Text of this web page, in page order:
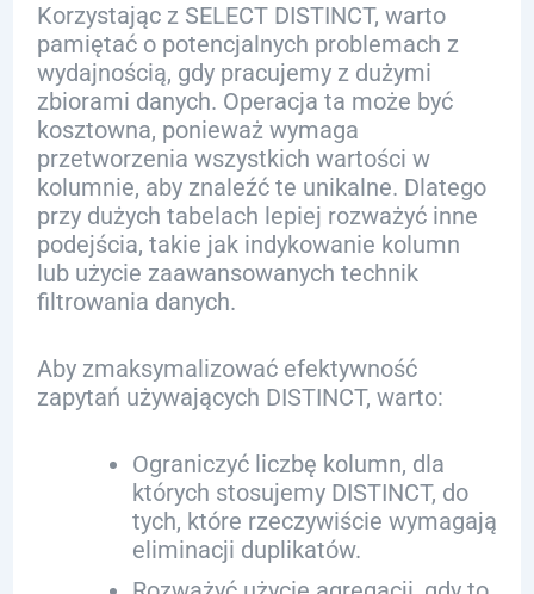
Korzystając z SELECT DISTINCT, warto
pamiętać o potencjalnych problemach z
wydajnością, gdy pracujemy z dużymi
zbiorami danych. Operacja ta może być
kosztowna, ponieważ wymaga
przetworzenia wszystkich wartości w
kolumnie, aby znaleźć te unikalne. Dlatego
przy dużych tabelach lepiej rozważyć inne
podejścia, takie jak indykowanie kolumn
lub użycie zaawansowanych technik
filtrowania danych.
Aby zmaksymalizować efektywność
zapytań używających DISTINCT, warto:
Ograniczyć liczbę kolumn, dla
których stosujemy DISTINCT, do
tych, które rzeczywiście wymagają
eliminacji duplikatów.